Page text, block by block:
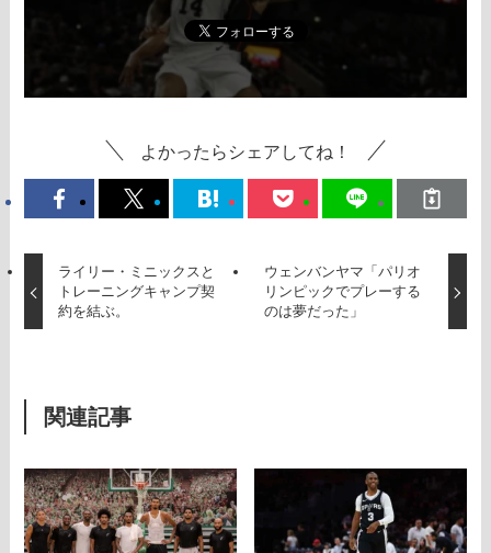
よかったらシェアしてね！
ライリー・ミニックスと
トレーニングキャンプ契
約を結ぶ。
ウェンバンヤマ「パリオ
リンピックでプレーする
のは夢だった」
関連記事